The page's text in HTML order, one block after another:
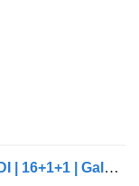
Mercedes-Benz Cuby Sprinter 519 CDI | 16+1+1 | Galaxy ceiling | Deepened boot